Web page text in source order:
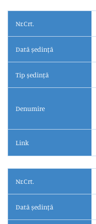
Nr.Crt.
Dată ședință
Tip ședință
Denumire
Link
Nr.Crt.
Dată ședință